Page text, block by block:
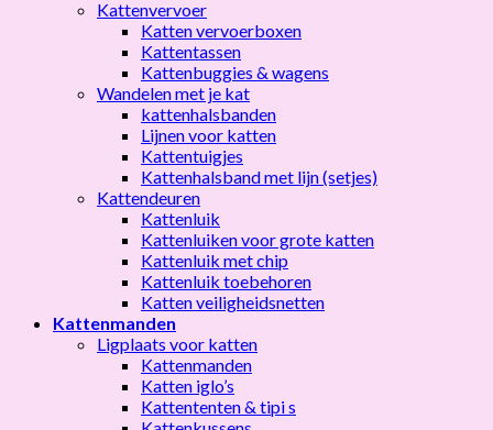
Kattenvervoer
Katten vervoerboxen
Kattentassen
Kattenbuggies & wagens
Wandelen met je kat
kattenhalsbanden
Lijnen voor katten
Kattentuigjes
Kattenhalsband met lijn (setjes)
Kattendeuren
Kattenluik
Kattenluiken voor grote katten
Kattenluik met chip
Kattenluik toebehoren
Katten veiligheidsnetten
Kattenmanden
Ligplaats voor katten
Kattenmanden
Katten iglo’s
Kattententen & tipi s